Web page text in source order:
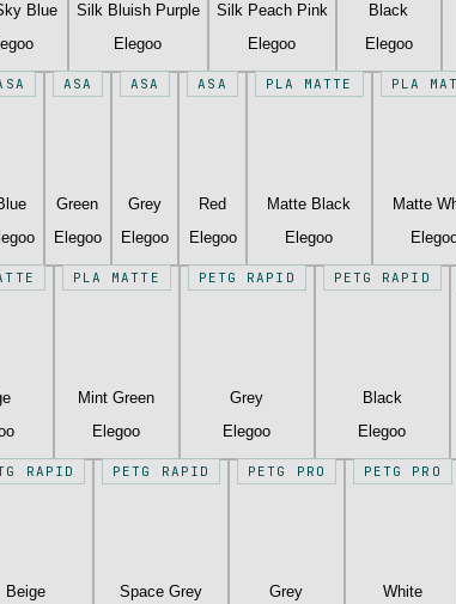
Blue
Silk Bluish Purple
Elegoo
Silk Peach Pink
Elegoo
Black
Elegoo
ASA
Green
Elegoo
ASA
Grey
Elegoo
ASA
Red
Elegoo
PLA MATTE
Matte Black
Elegoo
PLA
Matte
PLA MATTE
Mint Green
Elegoo
PETG RAPID
Grey
Elegoo
PETG RAPID
Black
Elegoo
RAPID
Beige
PETG RAPID
Space Grey
PETG PRO
Grey
PETG PRO
White